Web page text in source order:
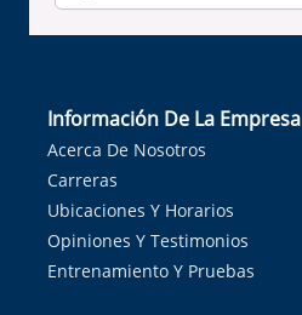
Información De La Empresa
Acerca De Nosotros
Carreras
Ubicaciones Y Horarios
Opiniones Y Testimonios
Entrenamiento Y Pruebas